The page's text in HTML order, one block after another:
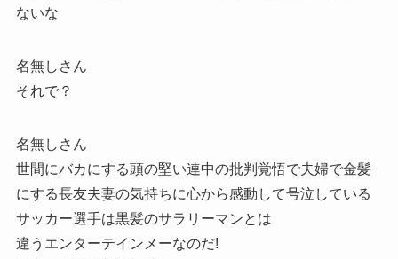
ないな
名無しさん
それで？
名無しさん
世間にバカにする頭の堅い連中の批判覚悟で夫婦で金髪
にする長友夫妻の気持ちに心から感動して号泣している
サッカー選手は黒髪のサラリーマンとは
違うエンターテインメーなのだ!